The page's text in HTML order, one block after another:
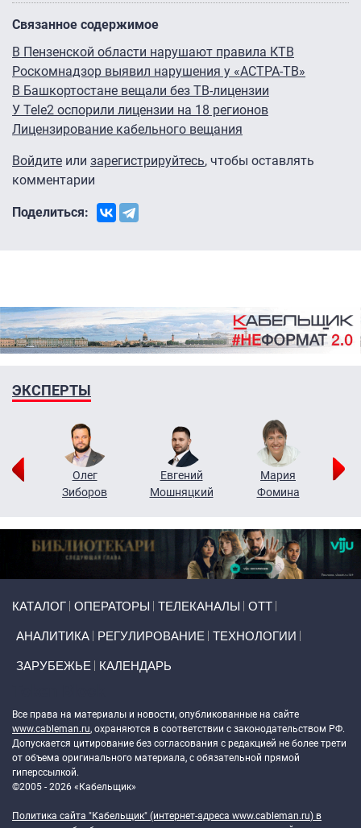
Связанное содержимое
В Пензенской области нарушают правила КТВ
Роскомнадзор выявил нарушения у «АСТРА-ТВ»
В Башкортостане вещали без ТВ-лицензии
У Tele2 оспорили лицензии на 18 регионов
Лицензирование кабельного вещания
Войдите или зарегистрируйтесь, чтобы оставлять
комментарии
Поделиться:
ЭКСПЕРТЫ
Олег
Зиборов
Евгений
Мошняцкий
Мария
Фомина
КАТАЛОГ ОПЕРАТОРЫ ТЕЛЕКАНАЛЫ ОТТ
АНАЛИТИКА РЕГУЛИРОВАНИЕ ТЕХНОЛОГИИ
ЗАРУБЕЖЬЕ КАЛЕНДАРЬ
Все права на материалы и новости, опубликованные на сайте
www.cableman.ru, охраняются в соответствии с законодательством РФ.
Допускается цитирование без согласования с редакцией не более трети
от объема оригинального материала, с обязательной прямой
гиперссылкой.
©2005 - 2026 «Кабельщик»
Политика сайта "Кабельщик" (интернет-адреса www.cableman.ru) в